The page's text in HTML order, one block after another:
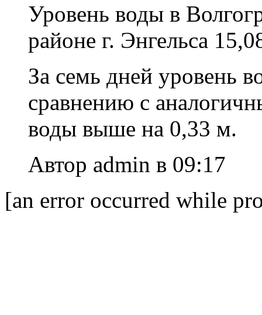
Уровень воды в
районе г. Энгельса
За семь дней уровень
сравнению с
воды выше на 0,33 м.
Автор admin в 09:17
[an error occurred while